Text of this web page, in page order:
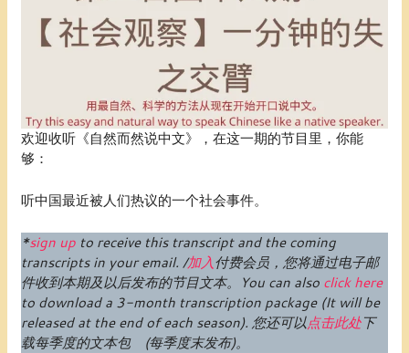
欢迎收听《自然而然说中文》，在这一期的节目里，你能
够：
听中国最近被人们热议的一个社会事件。
*sign up to receive this transcript and the coming
transcripts in your email. /加入付费会员 ，您将通过电子邮
件收到本期及以后发布的节目文本。
You can also click here
to download a 3-month transcription package (It will be
released at the end of each season). 您还可以点击此处下
载每季度的文本包 (每季度末发布)。